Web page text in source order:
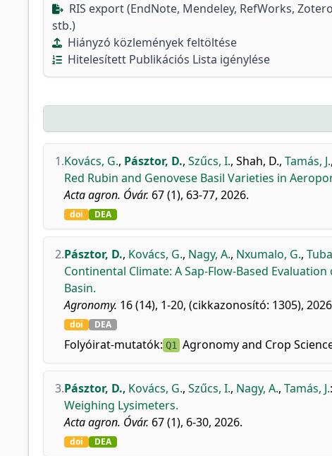
RIS export (EndNote, Mendeley, RefWorks, Zotero
stb.)
Hiányzó közlemények feltöltése
Hitelesített Publikációs Lista igénylése
1.Kovács, G., Pásztor, D., Szűcs, I., Shah, D., Tamás, J.,
Red Rubin and Genovese Basil Varieties in
Acta agron. Óvár. 67 (1), 63-77, 2026.
doi DEA
2.Pásztor, D., Kovács, G., Nagy, A., Nxumalo, G.,
Continental Climate: A Sap-Flow-Based
Basin.
Agronomy. 16 (14), 1-20, (cikkazonosító: 1305),
doi DEA
Folyóirat-mutatók: Q1 Agronomy and Crop
3.Pásztor, D., Kovács, G., Szűcs, I., Nagy, A., Tamás, J.:
Weighing Lysimeters.
Acta agron. Óvár. 67 (1), 6-30, 2026.
doi DEA